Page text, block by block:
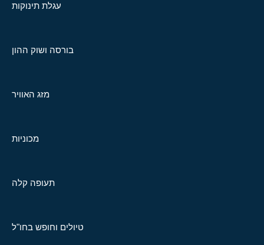
עגלת תינוקות
בורסה ושוק ההון
מזג האוויר
מכוניות
תעופה קלה
טיולים וחופש בחו"ל